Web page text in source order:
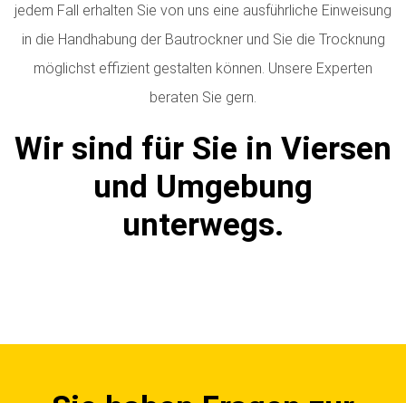
jedem Fall erhalten Sie von uns eine ausführliche Einweisung
in die Handhabung der Bautrockner und Sie die Trocknung
möglichst effizient gestalten können. Unsere Experten
beraten Sie gern.
Wir sind für Sie in Viersen
und Umgebung
unterwegs.